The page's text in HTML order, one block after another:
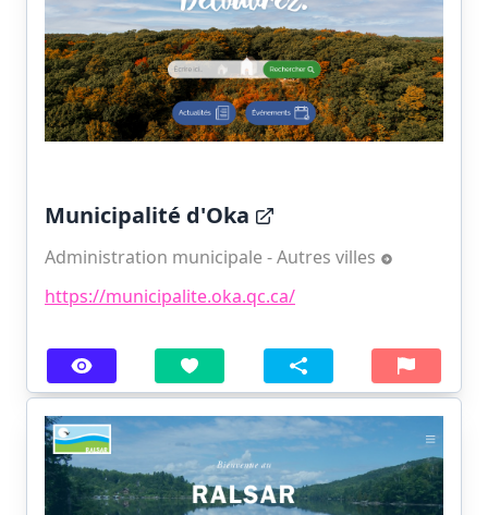
Municipalité d'Oka
Administration municipale - Autres villes
https://municipalite.oka.qc.ca/